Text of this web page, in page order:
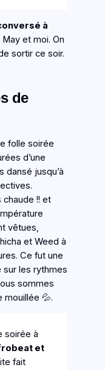
à
May et moi. On
sortir ce soir.
de
folle soirée
d’une
dansé jusqu’à
chaude !! et
vêtues,
et Weed à
Ce fut une
sur les rythmes
sommes
mouillée 💦.
soirée à
et
fait